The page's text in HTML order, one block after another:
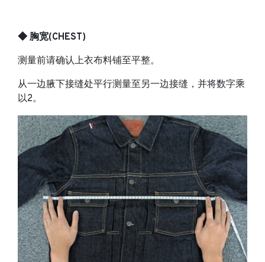
◆ 胸宽(CHEST)
测量前请确认上衣布料铺至平整。
从一边腋下接缝处平行测量至另一边接缝，并将数字乘
以2。